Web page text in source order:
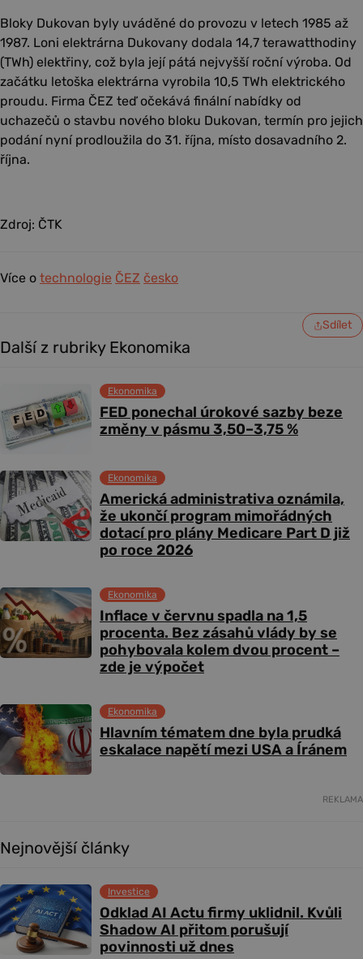
Bloky Dukovan byly uváděné do provozu v letech 1985 až
1987. Loni elektrárna Dukovany dodala 14,7 terawatthodiny
(TWh) elektřiny, což byla její pátá nejvyšší roční výroba. Od
začátku letoška elektrárna vyrobila 10,5 TWh elektrického
proudu. Firma ČEZ teď očekává finální nabídky od
uchazečů o stavbu nového bloku Dukovan, termín pro jejich
podání nyní prodloužila do 31. října, místo dosavadního 2.
října.
Zdroj: ČTK
Více o technologie ČEZ česko
Sdílet
Další z rubriky Ekonomika
FED ponechal úrokové sazby beze
změny v pásmu 3,50–3,75 %
Ekonomika
Americká administrativa oznámila,
že ukončí program mimořádných
dotací pro plány Medicare Part D již
po roce 2026
Ekonomika
Inflace v červnu spadla na 1,5
procenta. Bez zásahů vlády by se
pohybovala kolem dvou procent –
zde je výpočet
Ekonomika
Hlavním tématem dne byla prudká
eskalace napětí mezi USA a Íránem
Ekonomika
REKLAMA
Nejnovější články
Odklad AI Actu firmy uklidnil. Kvůli
Shadow AI přitom porušují
povinnosti už dnes
Investice